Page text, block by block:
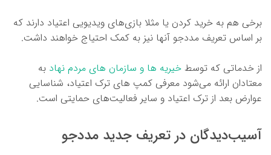
برخی هم به خرید کردن یا مثلا بازی‌های ویدیویی اعتیاد دارند که
بر اساس تعریف مددجو آنها نیز به کمک احتیاج خواهند داشت.
از خدماتی که توسط خیریه ها و سازمان های مردم نهاد به
معتادان ارائه می‌شود معرفی کمپ های ترک اعتیاد، شناسایی
عوارض بعد از ترک اعتیاد و سایر فعالیت‌های حمایتی است.
آسیب‌دیدگان در تعریف جدید مددجو